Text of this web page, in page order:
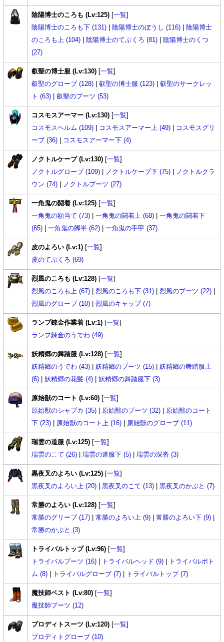
陰陽博士のころも (Lv:125) [一覧]
陰陽博士のころも下 (131)
陰陽博士のぼうし (116)
陰陽博士
のころも上 (104)
陰陽博士のてぶくろ (81)
陰陽博士のくつ
(27)
叡聖の博士服 (Lv:130) [一覧]
叡聖のグローブ (128)
叡聖の博士服 (123)
叡聖のサークレッ
ト (63)
叡聖のブーツ (53)
コスモスアーマー (Lv:130) [一覧]
コスモスヘルム (109)
コスモスアーマー上 (49)
コスモスグリ
ーブ (36)
コスモスアーマー下 (4)
ノクトルケープ (Lv:130) [一覧]
ノクトルグローブ (109)
ノクトルケープ下 (75)
ノクトルクラ
ウン (74)
ノクトルブーツ (27)
一角鬼の闘着 (Lv:125) [一覧]
一角鬼の額当て (73)
一角鬼の闘着上 (68)
一角鬼の闘着下
(65)
一角鬼の脚半 (62) 一角鬼の手甲 (37)
皮のよろい (Lv:1) [一覧]
皮のてぶくろ (69)
烈風のころも (Lv:128) [一覧]
烈風のころも上 (67)
烈風のころも下 (31) 烈風のブーツ (22)
烈風のグローブ (10)
烈風のキャップ (7)
ランプ錬金作業着 (Lv:1) [一覧]
ランプ錬金のうでわ (49)
妖精郷の舞踏服 (Lv:128) [一覧]
妖精郷のうでわ (43)
妖精郷のブーツ (15)
妖精郷の舞踏服上
(6)
妖精郷の花髪 (4) 妖精郷の舞踏服下 (3)
原始獣のコート (Lv:60) [一覧]
原始獣のシャプカ (35)
原始獣のブーツ (32)
原始獣のコート
下 (23)
原始獣のコート上 (16) 原始獣のグローブ (11)
瑞雲の道服 (Lv:125) [一覧]
瑞雲のこて (26)
瑞雲の道服下 (5) 瑞雲の深沓 (3)
黒夜叉のよろい (Lv:125) [一覧]
黒夜叉のよろい上 (20)
黒夜叉のこて (13) 黒夜叉のかぶと (7)
常勝のよろい (Lv:128) [一覧]
常勝のグリーブ (17)
常勝のよろい上 (9) 常勝のよろい下 (9)
常勝のかぶと (3)
トライバルトップ (Lv:96) [一覧]
トライバルブーツ (16)
トライバルヘッド (9)
トライバルボト
ム (8)
トライバルグローブ (7) トライバルトップ (7)
魔技師ベスト (Lv:80) [一覧]
魔技師ブーツ (12)
プロディトスーツ (Lv:120) [一覧]
プロディトグローブ (10)